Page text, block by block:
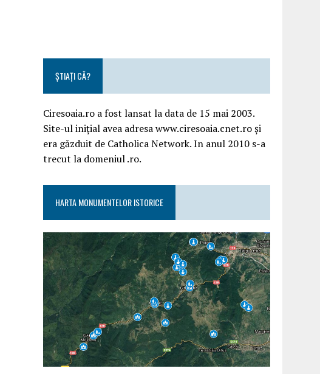
ȘTIAȚI CĂ?
Ciresoaia.ro a fost lansat la data de 15 mai 2003.
Site-ul inițial avea adresa www.ciresoaia.cnet.ro și
era găzduit de Catholica Network. In anul 2010 s-a
trecut la domeniul .ro.
HARTA MONUMENTELOR ISTORICE